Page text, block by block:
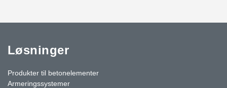
Løsninger
Produkter til betonelementer
Armeringssystemer